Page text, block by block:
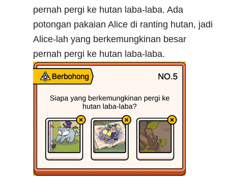
pernah pergi ke hutan laba-laba. Ada
potongan pakaian Alice di ranting hutan, jadi
Alice-lah yang berkemungkinan besar
pernah pergi ke hutan laba-laba.